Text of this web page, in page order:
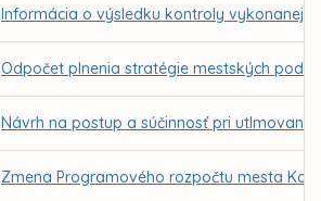
Informácia o výsledku kontroly vykonanej
Odpočet plnenia stratégie mestských
Návrh na postup a súčinnosť pri utlmovaní
Zmena Programového rozpočtu mesta